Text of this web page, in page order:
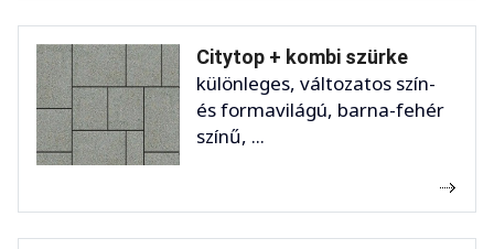
Citytop + kombi szürke
különleges, változatos szín-
és formavilágú, barna-fehér
színű, ...